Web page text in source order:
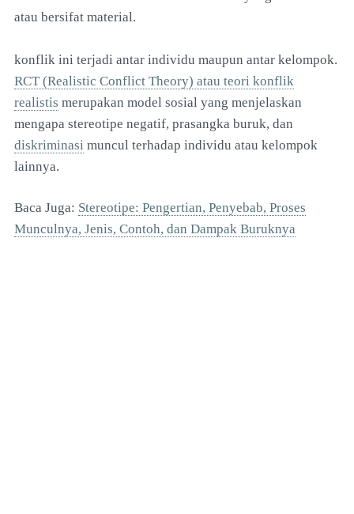
atau bersifat material.
konflik ini terjadi antar individu maupun antar kelompok.
RCT (Realistic Conflict Theory) atau teori konflik
realistis merupakan model sosial yang menjelaskan
mengapa stereotipe negatif, prasangka buruk, dan
diskriminasi muncul terhadap individu atau kelompok
lainnya.
Baca Juga: Stereotipe: Pengertian, Penyebab, Proses
Munculnya, Jenis, Contoh, dan Dampak Buruknya